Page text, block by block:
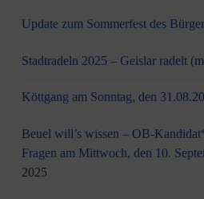
Update zum Sommerfest des
Stadtradeln 2025 – Geislar radelt
Köttgang am Sonntag, den
Beuel will’s wissen – OB-
Fragen am Mittwoch, den 10.
2025